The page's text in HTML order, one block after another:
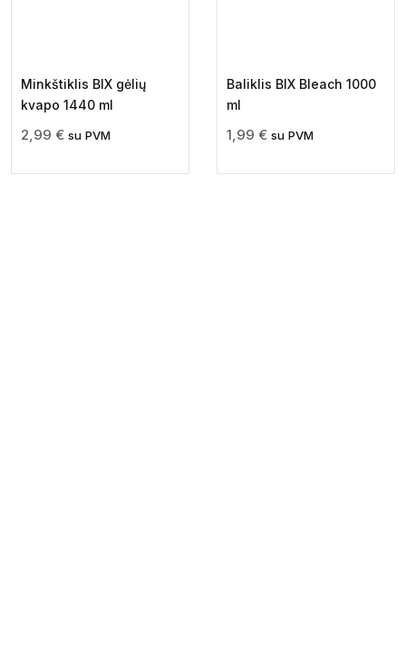
Minkštiklis BIX gėlių
kvapo 1440 ml
2,99 € su PVM
Baliklis BIX Bleach 1000
ml
1,99 € su PVM